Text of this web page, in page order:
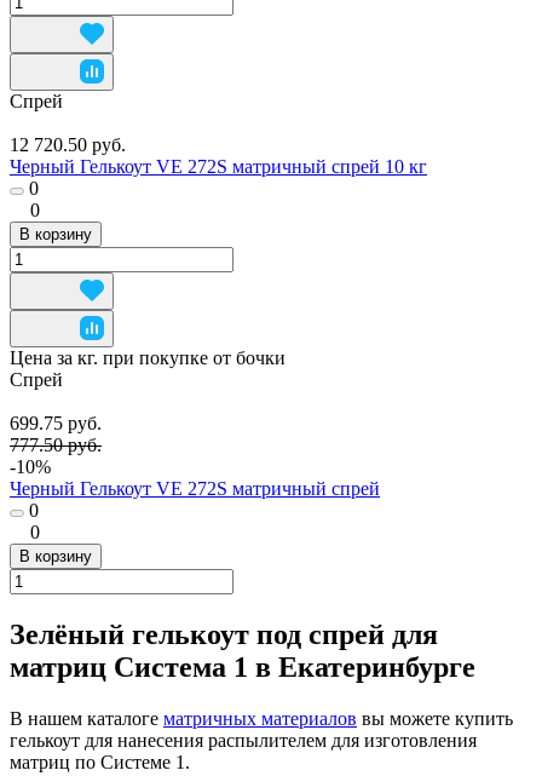
Спрей
12 720.50 руб.
Черный Гелькоут VE 272S матричный спрей 10 кг
0
0
В корзину
Цена за кг. при покупке от бочки
Спрей
699.75 руб.
777.50 руб.
-10%
Черный Гелькоут VE 272S матричный спрей
0
0
В корзину
Зелёный гелькоут под спрей для
матриц Система 1 в Екатеринбурге
В нашем каталоге матричных материалов вы можете купить
гелькоут для нанесения распылителем для изготовления
матриц по Системе 1.